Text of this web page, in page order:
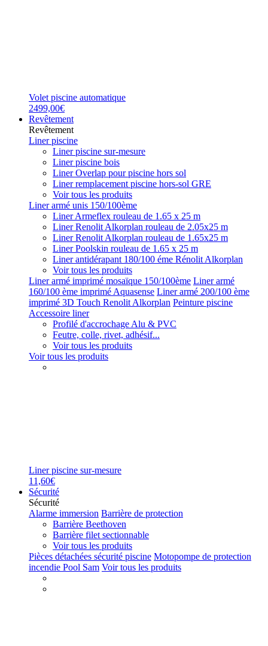
Volet piscine automatique
2499,00€
Revêtement
Revêtement
Liner piscine
Liner piscine sur-mesure
Liner piscine bois
Liner Overlap pour piscine hors sol
Liner remplacement piscine hors-sol GRE
Voir tous les produits
Liner armé unis 150/100ème
Liner Armeflex rouleau de 1.65 x 25 m
Liner Renolit Alkorplan rouleau de 2.05x25 m
Liner Renolit Alkorplan rouleau de 1.65x25 m
Liner Poolskin rouleau de 1.65 x 25 m
Liner antidérapant 180/100 éme Rénolit Alkorplan
Voir tous les produits
Liner armé imprimé mosaïque 150/100ème Liner armé
160/100 ème imprimé Aquasense Liner armé 200/100 ème
imprimé 3D Touch Renolit Alkorplan Peinture piscine
Accessoire liner
Profilé d'accrochage Alu & PVC
Feutre, colle, rivet, adhésif...
Voir tous les produits
Voir tous les produits
Liner piscine sur-mesure
11,60€
Sécurité
Sécurité
Alarme immersion Barrière de protection
Barrière Beethoven
Barrière filet sectionnable
Voir tous les produits
Pièces détachées sécurité piscine Motopompe de protection
incendie Pool Sam Voir tous les produits